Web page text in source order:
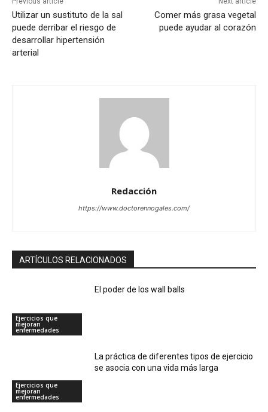
Utilizar un sustituto de la sal
puede derribar el riesgo de
desarrollar hipertensión
arterial
Comer más grasa vegetal
puede ayudar al corazón
Redacción
https://www.doctorennogales.com/
ARTÍCULOS RELACIONADOS
Ejercicios que
mejoran
enfermedades
El poder de los wall balls
Ejercicios que
mejoran
enfermedades
La práctica de diferentes tipos de ejercicio
se asocia con una vida más larga